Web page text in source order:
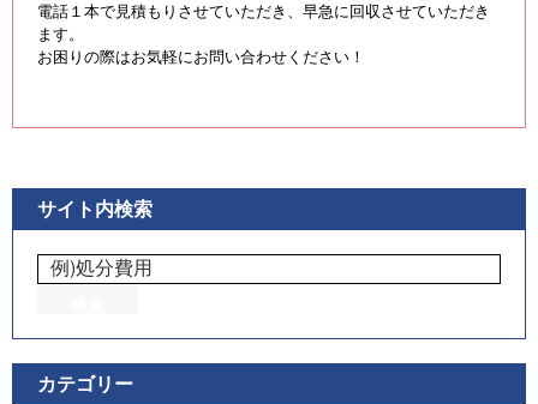
電話１本で見積もりさせていただき、早急に回収させていただき
ます。
お困りの際はお気軽にお問い合わせください！
サイト内検索
カテゴリー